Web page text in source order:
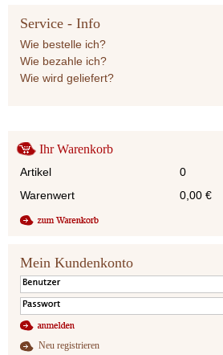
Service - Info
Wie bestelle ich?
Wie bezahle ich?
Wie wird geliefert?
Ihr Warenkorb
Artikel
0
Warenwert
0,00 €
Mein Kundenkonto
Neu registrieren